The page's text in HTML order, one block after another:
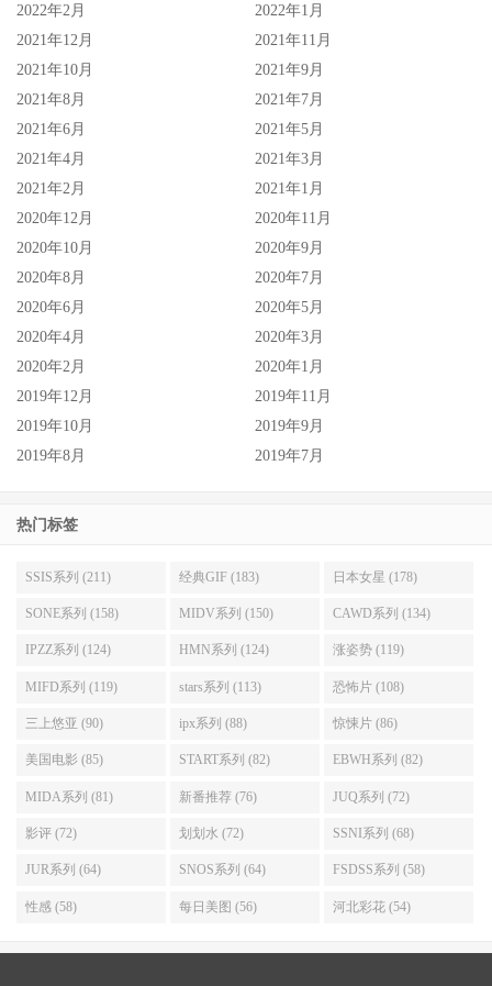
2022年2月
2022年1月
2021年12月
2021年11月
2021年10月
2021年9月
2021年8月
2021年7月
2021年6月
2021年5月
2021年4月
2021年3月
2021年2月
2021年1月
2020年12月
2020年11月
2020年10月
2020年9月
2020年8月
2020年7月
2020年6月
2020年5月
2020年4月
2020年3月
2020年2月
2020年1月
2019年12月
2019年11月
2019年10月
2019年9月
2019年8月
2019年7月
热门标签
SSIS系列 (211) 经典GIF (183) 日本女星 (178)
SONE系列 (158) MIDV系列 (150) CAWD系列 (134)
IPZZ系列 (124) HMN系列 (124) 涨姿势 (119)
MIFD系列 (119) stars系列 (113) 恐怖片 (108)
三上悠亚 (90) ipx系列 (88) 惊悚片 (86)
美国电影 (85) START系列 (82) EBWH系列 (82)
MIDA系列 (81) 新番推荐 (76) JUQ系列 (72)
影评 (72) 划划水 (72) SSNI系列 (68)
JUR系列 (64) SNOS系列 (64) FSDSS系列 (58)
性感 (58) 每日美图 (56) 河北彩花 (54)